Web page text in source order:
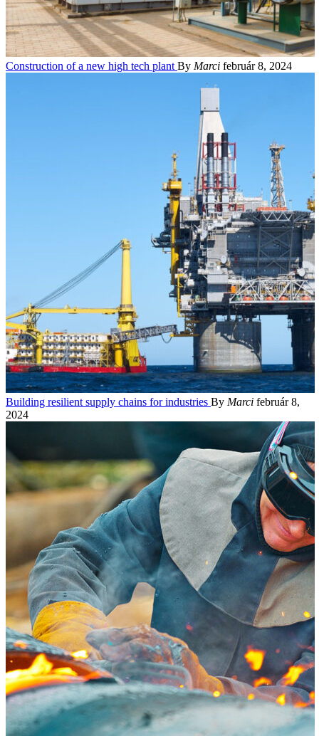
Construction of a new high tech plant By Marci február 8, 2024
Building resilient supply chains for industries By Marci február 8,
2024